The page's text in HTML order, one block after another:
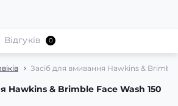
Засіб для вмивання Hawkins & Brimble
Hawkins & Brimble Face Wash 150
Відгуків 0